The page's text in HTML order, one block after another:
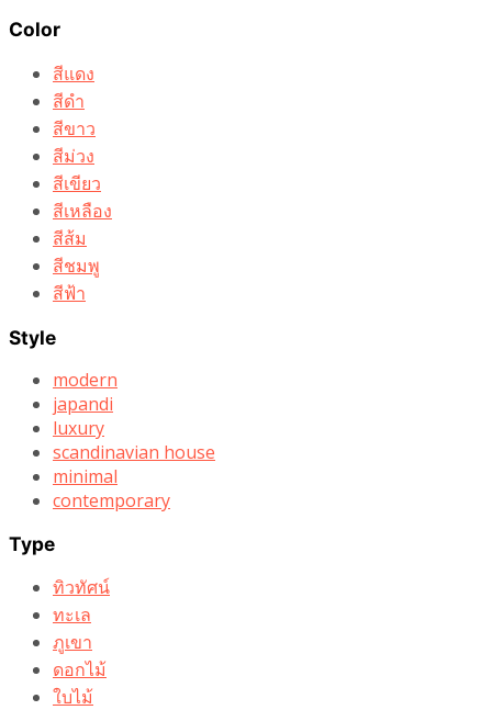
Color
สีแดง
สีดำ
สีขาว
สีม่วง
สีเขียว
สีเหลือง
สีส้ม
สีชมพู
สีฟ้า
Style
modern
japandi
luxury
scandinavian house
minimal
contemporary
Type
ทิวทัศน์
ทะเล
ภูเขา
ดอกไม้
ใบไม้